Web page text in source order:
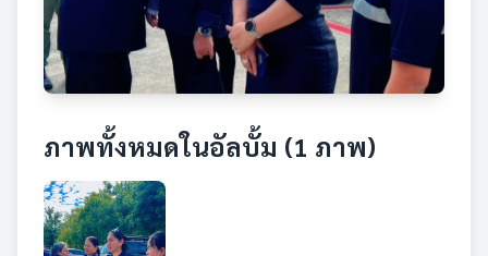
ภาพทั้งหมดในอัลบั้ม (1 ภาพ)